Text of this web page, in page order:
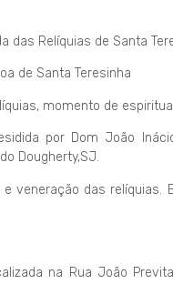
das Relíquias de Santa
de Santa Teresinha
momento de
por Dom João
Dougherty,SJ.
veneração das relíquias.
na Rua João